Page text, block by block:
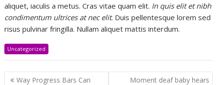
aliquet, iaculis a metus. Cras vitae quam elit. In quis elit et nibh
condimentum ultrices at nec elit. Duis pellentesque lorem sed
risus pulvinar fringilla. Nullam aliquet mattis interdum.
Uncategorized
Way Progress Bars Can
Moment deaf baby hears